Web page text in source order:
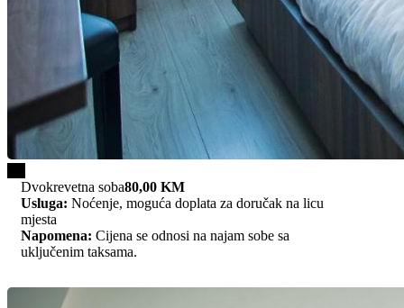
Dvokrevetna soba80,00 KM
Usluga: Noćenje, moguća doplata za doručak na licu
mjesta
Napomena: Cijena se odnosi na najam sobe sa
uključenim taksama.